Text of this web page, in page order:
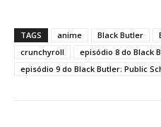
TAGS anime Black Butler
crunchyroll
episódio 8 do Black
episódio 9 do Black Butler: Public